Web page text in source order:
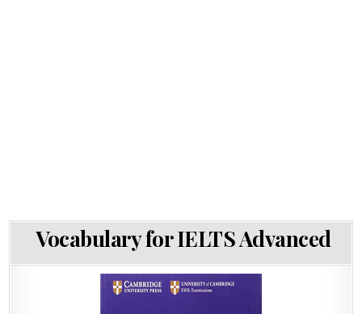
Vocabulary for IELTS Advanced